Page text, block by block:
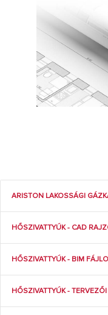
ARISTON LAKOSSÁGI
HŐSZIVATTYÚK - CAD
HŐSZIVATTYÚK - BIM
HŐSZIVATTYÚK -